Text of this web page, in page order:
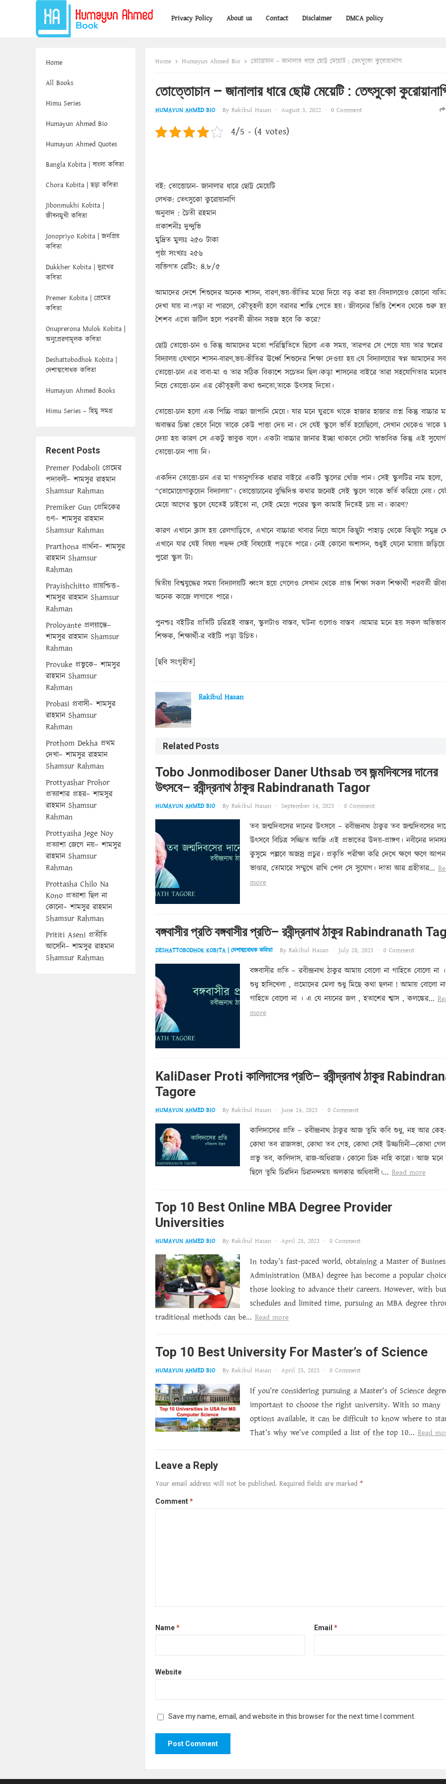
Privacy Policy About us Contact Disclaimer DMCA policy
Home
All Books
Himu Series
Humayun Ahmed Bio
Humayun Ahmed Quotes
Bangla Kobita | বাংলা কবিতা
Chora Kobita | ছড়া কবিতা
Jibonmukhi Kobita |
জীবনমুখী কবিতা
Jonopriyo Kobita | জনপ্রিয়
কবিতা
Dukkher Kobita | দুঃখের
কবিতা
Premer Kobita | প্রেমের
কবিতা
Onuprerona Mulok Kobita |
অনুপ্রেরণামূলক কবিতা
Deshattobodhok Kobita |
দেশাত্মবোধক কবিতা
Humayun Ahmed Books
Himu Series – হিমু সমগ্র
Recent Posts
Premer Podaboli প্রেমের
পদাবলী– শামসুর রাহমান
Shamsur Rahman
Premiker Gun প্রেমিকের
গুণ– শামসুর রাহমান
Shamsur Rahman
Prarthona প্রার্থনা– শামসুর
রাহমান Shamsur
Rahman
Prayishchitto প্রায়শ্চিত্ত–
শামসুর রাহমান Shamsur
Rahman
Proloyante প্রলয়ান্তে–
শামসুর রাহমান Shamsur
Rahman
Provuke প্রভুকে– শামসুর
রাহমান Shamsur
Rahman
Probasi প্রবাসী– শামসুর
রাহমান Shamsur
Rahman
Prothom Dekha প্রথম
দেখা– শামসুর রাহমান
Shamsur Rahman
Prottyashar Prohor
প্রত্যাশার প্রহর– শামসুর
রাহমান Shamsur
Rahman
Prottyasha Jege Noy
প্রত্যাশা জেগে নয়– শামসুর
রাহমান Shamsur
Rahman
Prottasha Chilo Na
Kono প্রত্যাশা ছিল না
কোনো– শামসুর রাহমান
Shamsur Rahman
Prititi Aseni প্রতীতি
আসেনি– শামসুর রাহমান
Shamsur Rahman
Home Humayun Ahmed Bio তোত্তোচান – জানালার ধারে ছোট্ট মেয়েটি : তেৎসুকো কুরোয়ানাগি
তোত্তোচান – জানালার ধারে ছোট্ট মেয়েটি : তেৎসুকো
HUMAYUN AHMED BIO By Rakibul Hasan · August 3, 2022 · 0 Comment
4/5 - (4 votes)
বই: তোত্তোচান- জানালার ধারে ছোট্ট মেয়েটি
লেখক: তেৎসুকো কুরোয়ানাগি
অনুবাদ : চৈতী রহমান
প্রকাশনীঃ দুন্দুভি
মুদ্রিত মুল্যঃ ২৫০ টাকা
পৃষ্ঠা সংখ্যাঃ ২৫৬
ব্যক্তিগত রেটিং: ৪.৮/৫
আমাদের দেশে শিশুদের অনেক শাসন, বারণ,ভয়-ভীতির মধ্যে দিয়ে বড় করা হয়।বিদ্যালয়েও কোনো
দেখা যায় না।পড়া না পারলে, কৌতূহলী হলে বরাবর শাস্তি পেতে হয়। জীবনের ভিত্তি শৈশব থেকে শুরু
শৈশব এতো জটিল হলে পরবর্তী জীবন সহজ হবে কি করে?
ছোট্ট তোত্তো-চান ও কিন্তু আমাদের মতো পরিস্থিতিতে ছিলো এক সময়, তারপর সে পেয়ে যায় তার স্বপ্নের
বিদ্যালয়।যেখানে শাসন-বারণ,ভয়-ভীতির ঊর্ধ্বে শিশুদের শিক্ষা দেওয়া হয়।যে বিদ্যালয়ের স্বপ্ন আমাদের
তোত্তো-চান এর বাবা-মা ও তার সঠিক বিকাশে সচেতন ছিল।কড়া শাসনের বাইরে তারা সহযোগিতার
নিয়ে তোত্তো-চান এর কৌতূহলী কথা শুনতো,তাকে উৎসাহ দিতো।
তোত্তো-চান হলো এক পিচ্চি বাচ্চা জাপানি মেয়ে। যার মনে ঘুরতে থাকে হাজার হাজার প্রশ্ন কিন্তু বাচ্চার
অবান্তর চিন্তা ভেবে নিয়ে তাকে কেউ পাত্তা দেয় না। সে যেই স্কুলে ভর্তি হয়েছিলো, সেখান থেকেও তাকে
দেয়া হয় কারণ সে একটু ভাবুক বলে। একটা বাচ্চার জানার ইচ্ছা থাকবে সেটা স্বাভাবিক কিন্তু এই
তোত্তো-চান পায় নি।
একদিন তোত্তো-চান এর মা গতানুগতিক ধারার বাইরে একটি স্কুলের খোঁজ পান। সেই স্কুলটির নাম হলো,
“তোমোয়েগাকুয়েন বিদ্যালয়”। তোত্তোচানের বুদ্ধিদিপ্ত কথার জন্যেই সেই স্কুলে তাকে ভর্তি করিয়ে নেয়।
মেয়ে আগের স্কুলে যেতেই চাইতো না, সেই মেয়ে পরের স্কুল কামাই দিতেই চায় না। কারণ?
কারণ এখানে ক্লাস হয় রেলগাড়িতে, এখানে বাচ্চারা খাবার নিয়ে আসে কিছুটা পাহাড় থেকে কিছুটা সমুদ্র
এখানে যার যেই বিষয় পছন্দ সেই বিষয়েই পড়তে পারে। নেই কোনো অশাসন, শুধুই যেনো মায়ায়
পুরো স্কুল টা৷
দ্বিতীয় বিশ্বযুদ্ধের সময় বিদ্যালয়টি ধ্বংস হয়ে গেলেও সেখান থেকে প্রাপ্ত শিক্ষা সকল শিক্ষার্থী পরবর্তী
অনেক কাজে লাগাতে পারে।
পুনশ্চঃ বইটির প্রতিটি চরিত্রই বাস্তব, স্কুলটাও বাস্তব, ঘটনা গুলোও বাস্তব ।আমার মনে হয় সকল
শিক্ষক, শিক্ষার্থী-র বইটি পড়া উচিত।
[ছবি সংগৃহীত]
Rakibul Hasan
Related Posts
Tobo Jonmodiboser Daner Uthsab তব জন্মদিবসের দানের
উৎসবে– রবীন্দ্রনাথ ঠাকুর Rabindranath Tagor
HUMAYUN AHMED BIO By Rakibul Hasan · September 14, 2023 · 0 Comment
তব জন্মদিবসের দানের উৎসবে – রবীন্দ্রনাথ ঠাকুর তব জন্মদিবসের
উৎসবে বিচিত্র সজ্জিত আজি এই প্রভাতের উদয়-প্রাঙ্গণ। নবীনের
কুসুমে পল্লবে অজস্র প্রচুর। প্রকৃতি পরীক্ষা করি দেখে ক্ষণে ক্ষণে আপন
ভাণ্ডার, তোমারে সম্মুখে রাখি পেল সে সুযোগ। দাতা আর গ্রহীতার...
more
বঙ্গবাসীর প্রতি বঙ্গবাসীর প্রতি– রবীন্দ্রনাথ ঠাকুর Rabindranath
DESHATTOBODHOK KOBITA | দেশাত্মবোধক কবিতা By Rakibul Hasan · July 28, 2023 · 0 Comment
বঙ্গবাসীর প্রতি – রবীন্দ্রনাথ ঠাকুর আমায় বোলো না গাহিতে বোলো না
শুধু হাসিখেলা , প্রমোদের মেলা শুধু মিছে কথা ছলনা ! আমায় বোলো না
গাহিতে বোলো না । এ যে নয়নের জল , হতাশের শ্বাস , কলঙ্কের...
more
KaliDaser Proti কালিদাসের প্রতি– রবীন্দ্রনাথ ঠাকুর
Tagore
HUMAYUN AHMED BIO By Rakibul Hasan · June 24, 2023 · 0 Comment
কালিদাসের প্রতি – রবীন্দ্রনাথ ঠাকুর আজ তুমি কবি শুধু, নহ আর
কোথা তব রাজসভা, কোথা তব গেহ, কোথা সেই উজ্জয়িনী—কোথা
প্রভু তব, কালিদাস, রাজ-অধিরাজ। কোনো চিহ্ন নাহি কারো। আজ
ছিলে তুমি চিরদিন চিরানন্দময় অলকার অধিবাসী।... Read more
Top 10 Best Online MBA Degree Provider
Universities
HUMAYUN AHMED BIO By Rakibul Hasan · April 25, 2023 · 0 Comment
In today’s fast-paced world, obtaining a Master of
Administration (MBA) degree has become a popular
those looking to advance their careers. However, with
schedules and limited time, pursuing an MBA degree
traditional methods can be... Read more
Top 10 Best University For Master’s of Science
HUMAYUN AHMED BIO By Rakibul Hasan · April 25, 2023 · 0 Comment
If you’re considering pursuing a Master’s of Science
important to choose the right university. With so many
options available, it can be difficult to know where to
That’s why we’ve compiled a list of the top 10... Read
Leave a Reply
Your email address will not be published. Required fields are marked *
Comment*
Name* Email*
Website
Save my name, email, and website in this browser for the next time I comment.